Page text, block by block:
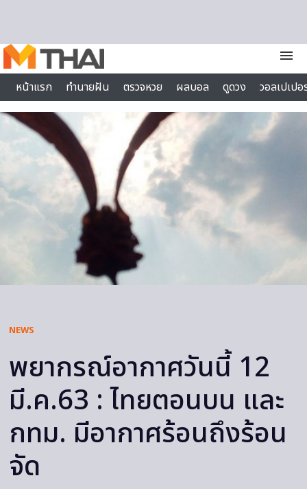
menu
หน้าแรก
ทำนายฝัน ตรวจหวย ผลบอล ดูดวง
วอลเปเป
ไลฟ์สไตล์
NEWS
พยากรณ์อากาศวันนี้ 12
มี.ค.63 : ไทยตอนบน และ
กทม. มีอากาศร้อนถึงร้อน
จัด